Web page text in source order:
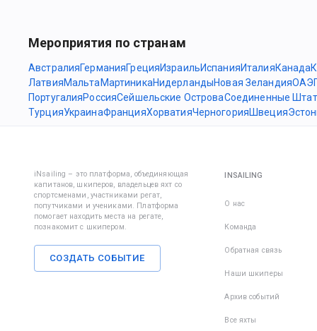
Мероприятия по странам
АвстралияГерманияГрецияИзраильИспанияИталияКанада
ЛатвияМальта МартиникаНидерландыНовая ЗеландияОАЭ
ПортугалияРоссияСейшельские ОстроваСоединенные
ТурцияУкраинаФранцияХорватияЧерногорияШвеция
iNsailing – это платформа, объединяющая
капитанов, шкиперов, владельцев яхт со
спортсменами, участниками регат,
попутчиками и учениками. Платформа
помогает находить места на регате,
познакомит с шкипером.
СОЗДАТЬ СОБЫТИЕ
INSAILING
О нас
Команда
Обратная связь
Наши шкиперы
Архив событий
Все яхты